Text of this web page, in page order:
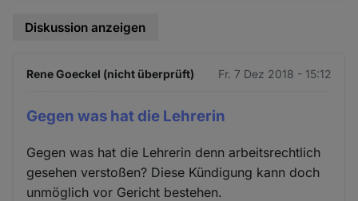
Diskussion anzeigen
Rene Goeckel (nicht überprüft) Fr. 7 Dez 2018 - 15:12
Gegen was hat die Lehrerin
Gegen was hat die Lehrerin denn arbeitsrechtlich
gesehen verstoßen? Diese Kündigung kann doch
unmöglich vor Gericht bestehen.